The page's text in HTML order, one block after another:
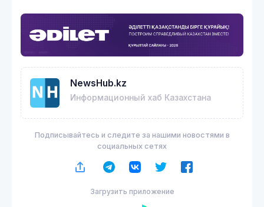
NewsHub.kz
Информационный хаб Казахстана
Подписывайтесь и следите за нашими новостями в
социальных сетях
Загрузить приложение